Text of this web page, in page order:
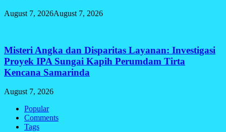
August 7, 2026August 7, 2026
Misteri Angka dan Disparitas Layanan: Investigasi
Proyek IPA Sungai Kapih Perumdam Tirta
Kencana Samarinda
August 7, 2026
Popular
Comments
Tags